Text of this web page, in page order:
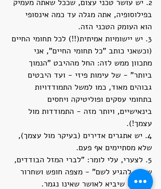
2. יש עושר טכני עצום, שככל שאתה מעמיק
בפילוסופיה, אתה מגלה עד כמה אינסופי
הוא העומק הטכני הזה.
3. יש יישומיות אמיתית(!!) לכל תחומי החיים
(וכשאני כותב "כל תחומי החיים", אני
מתכוון ממש לזה: החל מההיבט "הנמוך
ביותר" - של עימות פיזי - ועד היבטים
גבוהים מאוד, כמו למשל התמודדויות
בתחומי עסקים ופוליטיקה ויחסים
בינאישיים, ויותר מזה - התמודדות מול
עצמך!).
4. יש אתגרים אדירים (בעיקר מול עצמך),
שלא מסתיימים אף פעם.
5. לצערי, עלי לומר: "לברי המזל הבודדים,
שיזכו להגיע לשם" - מצפה חופש ושחרור
עצום(!) שיביא לאושר שאינו נגמר.